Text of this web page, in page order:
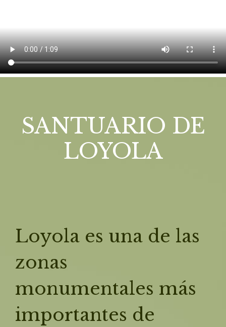
SANTUARIO DE
LOYOLA
Loyola es una de las
zonas
monumentales más
importantes de